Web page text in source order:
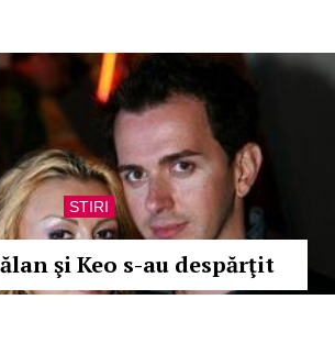
STIRI
şi Keo s-au despărţit